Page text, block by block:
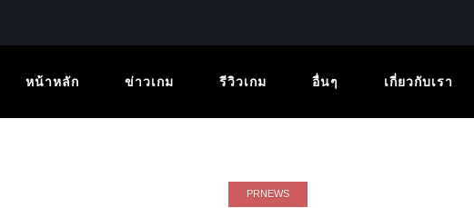
หน้าหลัก ข่าวเกม รีวิวเกม อื่นๆ เกี่ยวกับเรา
PRNEWS